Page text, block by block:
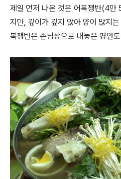
제일 먼저 나온 것은 어복쟁반(4만
지만, 깊이가 깊지 않아 양이 많지
복쟁반은 손님상으로 내놓은 평안